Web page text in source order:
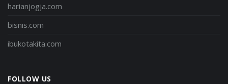
harianjogja.com
bisnis.com
ibukotakita.com
FOLLOW US